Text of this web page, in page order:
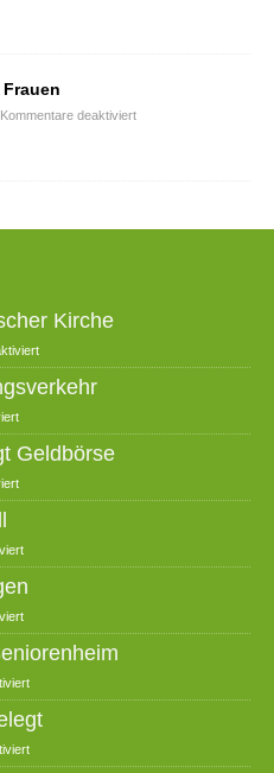
Kommentare deaktiviert
Kirche
Geldbörse